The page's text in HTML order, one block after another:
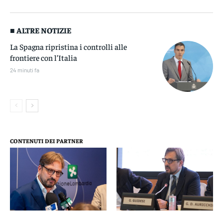
■ ALTRE NOTIZIE
La Spagna ripristina i controlli alle
frontiere con l’Italia
24 minuti fa
CONTENUTI DEI PARTNER